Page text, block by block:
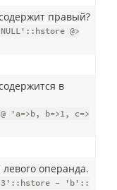
правый?
@>
в
'a=>b, b=>1, c=>
операнда.
- 'b'::